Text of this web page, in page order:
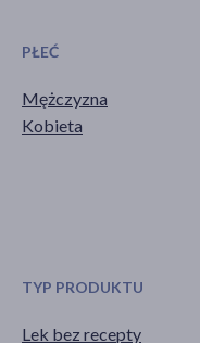
PŁEĆ
Mężczyzna
Kobieta
TYP PRODUKTU
Lek bez recepty